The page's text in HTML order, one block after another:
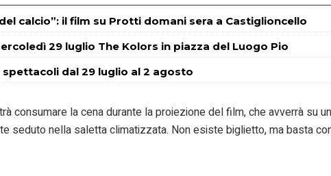
calcio”: il film su Protti domani sera a Castiglioncello
29 luglio The Kolors in piazza del Luogo Pio
dal 29 luglio al 2 agosto
consumare la cena durante la proiezione del film, che avverrà su
seduto nella saletta climatizzata. Non esiste biglietto, ma basta